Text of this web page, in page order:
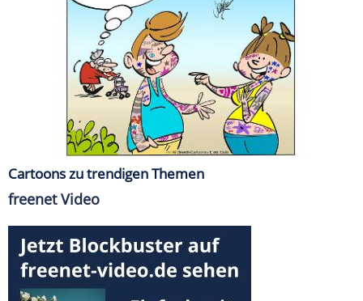
Cartoons zu trendigen Themen
freenet Video